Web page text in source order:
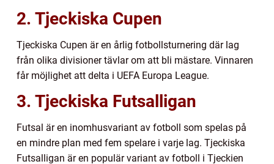
2. Tjeckiska Cupen
Tjeckiska Cupen är en årlig fotbollsturnering där lag
från olika divisioner tävlar om att bli mästare. Vinnaren
får möjlighet att delta i UEFA Europa League.
3. Tjeckiska Futsalligan
Futsal är en inomhusvariant av fotboll som spelas på
en mindre plan med fem spelare i varje lag. Tjeckiska
Futsalligan är en populär variant av fotboll i Tjeckien